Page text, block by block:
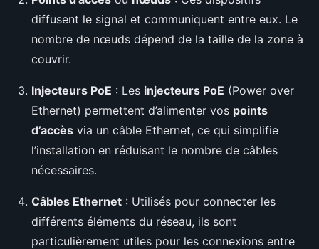
diffusent le signal et communiquent entre eux. Le
nombre de nœuds dépend de la taille de la zone à
couvrir.
Injecteurs PoE : Les injecteurs PoE (Power over
Ethernet) permettent d’alimenter vos points
d’accès via un câble Ethernet, ce qui simplifie
l’installation en réduisant le nombre de câbles
nécessaires.
Câbles Ethernet : Utilisés pour connecter les
différents éléments du réseau, ils sont
particulièrement utiles pour les connexions entre